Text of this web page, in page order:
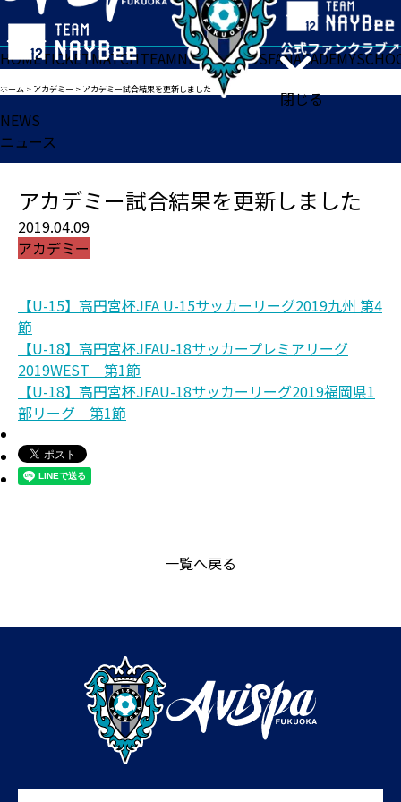
閉じる
HOMETICKETMATCHTEAMNEWSGOODSFANACADEMY
ホーム > アカデミー > アカデミー試合結果を更新しました
NEWS
ニュース
アカデミー試合結果を更新しました
2019.04.09
アカデミー
【U-15】高円宮杯JFA U-15サッカーリーグ2019九州 第4
節
【U-18】高円宮杯JFAU-18サッカープレミアリーグ
2019WEST 第1節
【U-18】高円宮杯JFAU-18サッカーリーグ2019福岡県1
部リーグ 第1節
一覧へ戻る